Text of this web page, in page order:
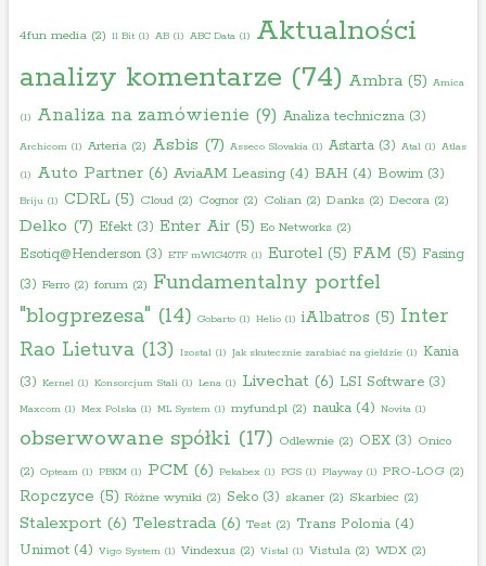
4fun media(2) 11 Bit(1) AB(1) ABC Data(1) Aktualności
analizy komentarze (74) Ambra(5) Amica
(1) Analiza na zamówienie (9) Analiza techniczna(3)
Archicom(1) Arteria(2) Asbis (7) Asseco Slovakia(1) Astarta(3) Atal(1) Atlas
(1) Auto Partner(6) AviaAM Leasing(4) BAH (4) Bowim(3)
Briju(1) CDRL(5) Cloud(2) Cognor(2) Colian(2) Danks(2) Decora(2)
Delko (7) Efekt(3) Enter Air(5) Eo Networks(2)
Esotiq@Henderson(3) ETF mWIG40TR(1) Eurotel(5) FAM (5) Fasing
(3) Ferro(2) forum(2) Fundamentalny portfel
"blogprezesa" (14) Gobarto(1) Helio(1) iAlbatros (5) Inter
Rao Lietuva(13) Izostal(1) Jak skutecznie zarabiać na giełdzie(1) Kania
(3) Kernel(1) Konsorcjum Stali(1) Lena(1) Livechat(6) LSI Software(3)
Maxcom(1) Mex Polska(1) ML System(1) myfund.pl(2) nauka(4) Novita(1)
obserwowane spółki (17) Odlewnie(2) OEX(3) Onico
(2) Opteam(1) PBKM(1) PCM (6) Pekabex(1) PGS(1) Playway(1) PRO-LOG (2)
Ropczyce (5) Różne wyniki(2) Seko(3) skaner(2) Skarbiec (2)
Stalexport(6) Telestrada(6) Test(2) Trans Polonia(4)
Unimot(4) Vigo System(1) Vindexus(2) Vistal(1) Vistula(2) WDX(2)